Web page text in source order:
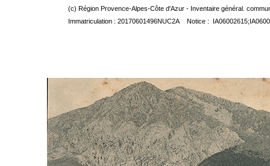
(c) Région Provence-Alpes-Côte d'Azur - Inventaire général.
Immatriculation : 20170601496NUC2A Notice :